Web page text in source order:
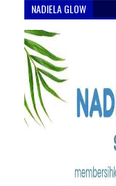
NADIELA GLOW